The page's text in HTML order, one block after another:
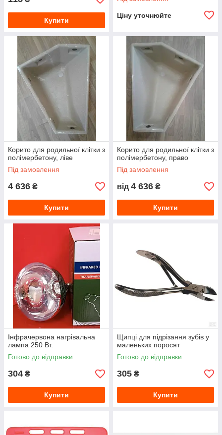
Купити
Ціну уточнюйте
Корито для родильної клітки з
полімербетону, ліве
Під замовлення
4 636 ₴
Купити
Корито для родильної клітки з
полімербетону, право
Під замовлення
від 4 636 ₴
Купити
Інфрачервона нагрівальна
лампа 250 Вт.
Готово до відправки
304 ₴
Купити
Щипці для підрізання зубів у
маленьких поросят
Готово до відправки
305 ₴
Купити